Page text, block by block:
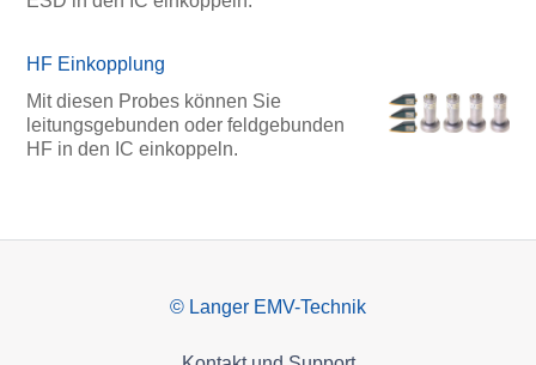
HF Einkopplung
Mit diesen Probes können Sie
leitungsgebunden oder feldgebunden
HF in den IC einkoppeln.
© Langer EMV-Technik